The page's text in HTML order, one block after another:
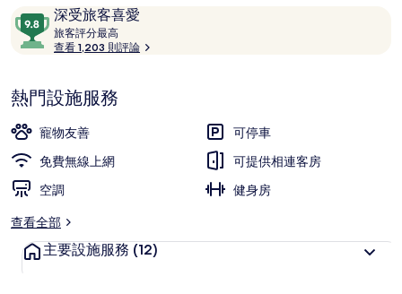
是
NT$5,469
評
論
深受旅客喜愛
9.8
分，
滿
10，
深
受
旅
客
喜
旅客評分最高
客
查看 1,203 則評論
熱門設施服務
寵物友善
可停車
免費無線上網
可提供相連客房
空調
健身房
查看全部
主要設施服務 (12)